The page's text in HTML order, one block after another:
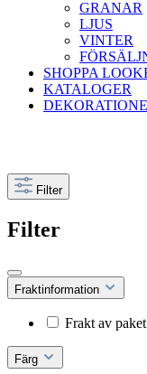
GRANAR
LJUS
VINTER
SHOPPA
KATALOGER
Filter
Filter
Fraktinformation
Frakt av paket
Färg